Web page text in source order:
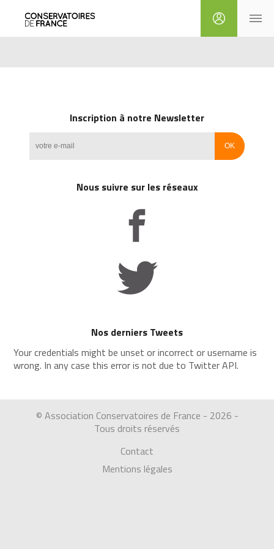
Inscription à notre Newsletter
Nous suivre sur les réseaux
Nos derniers Tweets
Your credentials might be unset or incorrect or username is
wrong. In any case this error is not due to Twitter API.
© Association Conservatoires de France - 2026 -
Tous droits réservés
Contact
Mentions légales